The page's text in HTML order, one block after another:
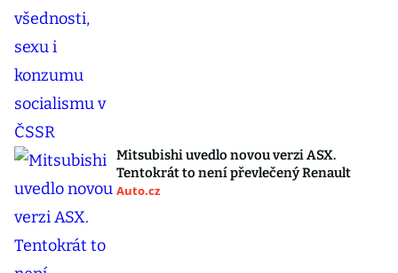
Mitsubishi uvedlo novou verzi ASX.
Tentokrát to není převlečený Renault
Auto.cz